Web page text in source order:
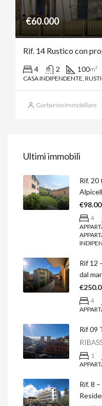
€60.000
4 2 100m²
CASA INDIPENDENTE,
Garbarino Immobiliare
Ultimi immobili
Rif.
4
Rif 12
dal
4
Rif 09
1
Rif. 8